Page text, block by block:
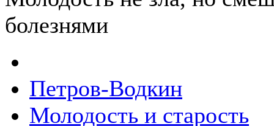
болезнями
Петров-Водкин
Молодость и старость